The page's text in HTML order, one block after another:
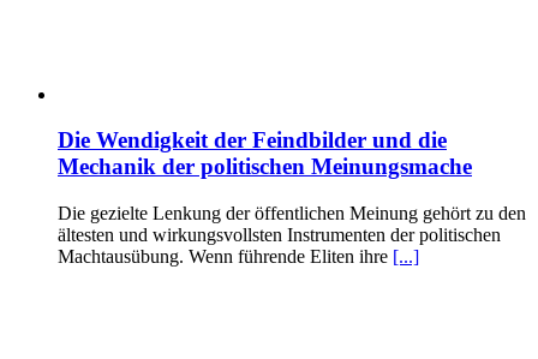
Die Wendigkeit der Feindbilder und die
Mechanik der politischen Meinungsmache
Die gezielte Lenkung der öffentlichen Meinung gehört zu den
ältesten und wirkungsvollsten Instrumenten der politischen
Machtausübung. Wenn führende Eliten ihre [...]